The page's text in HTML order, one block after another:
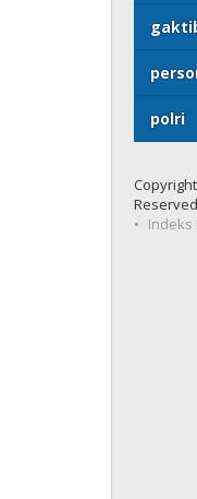
polri
Copyright
Reserved
Indeks